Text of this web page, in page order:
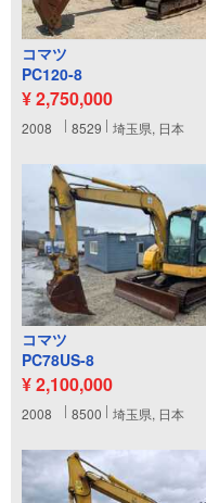
コマツ
PC120-8
¥ 2,750,000
2008 8529 埼玉県, 日本
コマツ
PC78US-8
¥ 2,100,000
2008 8500 埼玉県, 日本